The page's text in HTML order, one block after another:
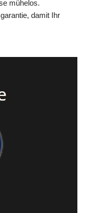
mühelos.
damit Ihr